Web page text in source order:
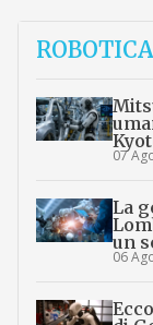
ROBOTICA
07
La
un
06